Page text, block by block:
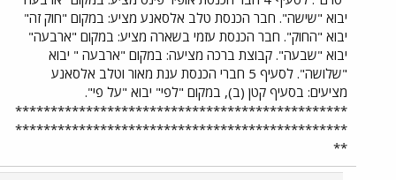
יבוא "שישה". חבר הכנסת טלב אלסאנע מציע: במקום "חוק זה"
יבוא "החוק". חבר הכנסת עזמי בשארה מציע: במקום "ארבעה"
יבוא "שבעה". קבוצת ברכה מציעה: במקום "ארבעה " יבוא
"שלושה". לסעיף 5 חברי הכנסת ענת מאור וטלב אלסאנע
מציעים: בסעיף קטן (ב), במקום "לפי" יבוא "על פי".
***********************************************
***********************************************
**